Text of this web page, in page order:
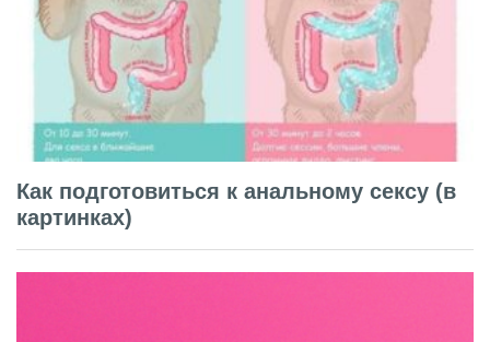
Как подготовиться к анальному сексу (в
картинках)